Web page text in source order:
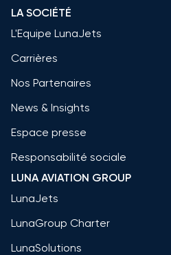
LA SOCIÉTÉ
L'Equipe LunaJets
Carrières
Nos Partenaires
News & Insights
Espace presse
Responsabilité sociale
LUNA AVIATION GROUP
LunaJets
LunaGroup Charter
LunaSolutions